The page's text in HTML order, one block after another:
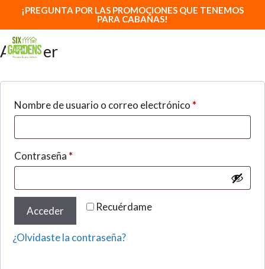
Saltar
contenido
¡PREGUNTA POR LAS PROMOCIONES QUE TENEMOS
PARA CABAÑAS!
My account
Acceder
Nombre de usuario o correo electrónico *
Contraseña *
Recuérdame
Acceder
¿Olvidaste la contraseña?